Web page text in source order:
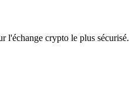
l'échange crypto le plus sécurisé.